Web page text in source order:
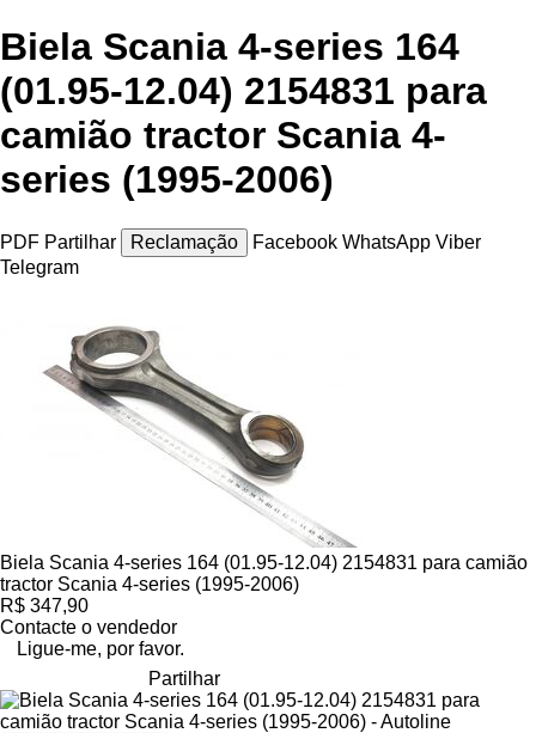
Biela Scania 4-series 164
(01.95-12.04) 2154831 para
camião tractor Scania 4-
series (1995-2006)
PDF Partilhar Reclamação Facebook WhatsApp Viber
Telegram
Biela Scania 4-series 164 (01.95-12.04) 2154831 para camião
tractor Scania 4-series (1995-2006)
R$ 347,90
Contacte o vendedor
Ligue-me, por favor.
Partilhar